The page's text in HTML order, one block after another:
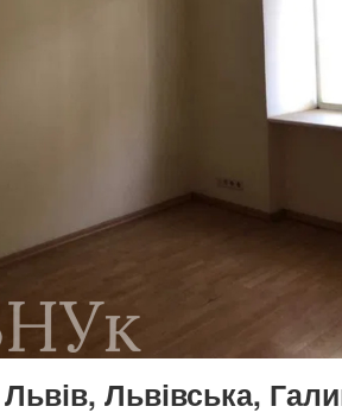
Львівська,